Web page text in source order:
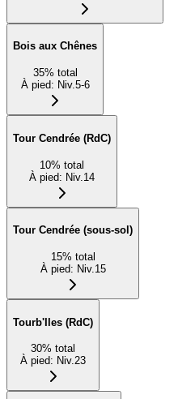
Bois aux Chênes
35% total
À pied: Niv.5-6
Tour Cendrée (RdC)
10% total
À pied: Niv.14
Tour Cendrée (sous-sol)
15% total
À pied: Niv.15
Tourb'Iles (RdC)
30% total
À pied: Niv.23